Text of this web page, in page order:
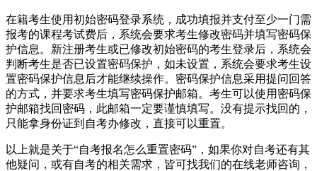
在籍考生使用初始密码登录系统，成功填报并支付至少一门需
报考的课程考试费后，系统会要求考生修改密码并填写密码保
护信息。新注册考生或已修改初始密码的考生登录后，系统会
判断考生是否已设置密码保护，如未设置，系统会要求考生设
置密码保护信息后才能继续操作。密码保护信息采用提问回答
的方式，并要求考生填写密码保护邮箱。考生可以使用密码保
护邮箱找回密码，此邮箱一定要谨慎填写。没有提示找回的，
只能拿身份证到自考办修改，直接可以重置。
以上就是关于“自考报名怎么重置密码”，如果你对自考还有其
他疑问，或有自考的相关需求，皆可找我们的在线老师咨询，